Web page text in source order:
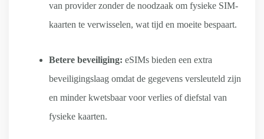
van provider zonder de noodzaak om fysieke SIM-
kaarten te verwisselen, wat tijd en moeite bespaart.
Betere beveiliging: eSIMs bieden een extra
beveiligingslaag omdat de gegevens versleuteld zijn
en minder kwetsbaar voor verlies of diefstal van
fysieke kaarten.